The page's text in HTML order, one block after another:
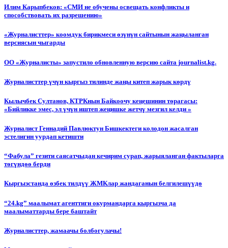
Илим Карыпбеков: «СМИ не обучены освещать конфликты и
способствовать их разрешению»
«Журналисттер» коомдук бирикмеси өзүнүн сайтынын жаңыланган
версиясын чыгарды
ОО «Журналисты» запустило обновленную версию сайта journalist.kg.
Журналисттер үчүн кыргыз тилинде жаңы китеп жарык көрдү
Кылычбек Султанов, КТРКнын Байкоочу кеңешинин төрагасы:
«Бийликке эмес, эл үчүн иштеп жеңишке жетчү мезгил келди »
Журналист Геннадий Павлюктун Бишкектеги колодон жасалган
эстелигин уурдап кетишти
“Фабула” гезити саясатчыдан кечирим сурап, жарыяланган фактыларга
төгүндөө берди
Кыргызстанда өзбек тилдүү ЖМКлар жандаганын белгилешүүдө
“24.kg” маалымат агенттиги окурмандарга кыргызча да
маалыматтарды бере баштайт
Журналисттер, жамаачы болбогулачы!